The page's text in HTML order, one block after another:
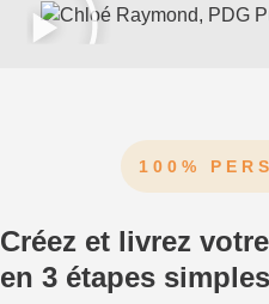
100%
Créez et livrez
en 3 étapes simples